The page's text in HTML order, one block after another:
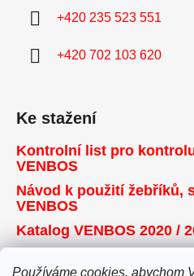
Používáme cookies, abychom
+420 235 523 551
+420 702 103 620
Ke stažení
Kontrolní list pro
VENBOS
Návod k použití žebříků,
VENBOS
Katalog VENBOS 2020 /